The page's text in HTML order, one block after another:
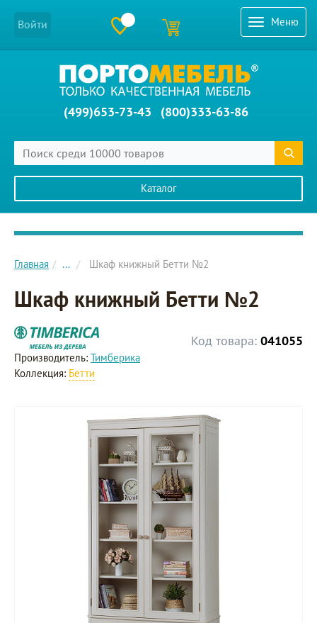
Меню
Войти
(499)653-73-43 (800)333-63-86
Каталог
Главное меню сайта
Главная ... Шкаф книжный Бетти №2
Шкаф книжный Бетти №2
Код товара: 041055
Производитель: Тимберика
Коллекция: Бетти